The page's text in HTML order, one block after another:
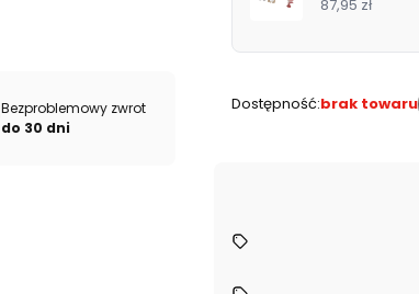
Bezproblemowy zwrot
do 30 dni
87,95 zł
Dostępność:brak towaru